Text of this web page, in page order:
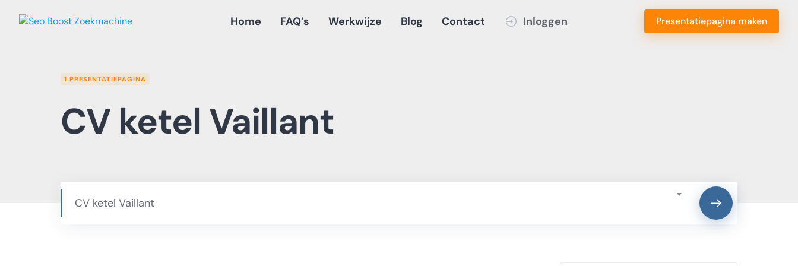
Home FAQ’s Werkwijze Blog Contact Inloggen Presentatiepagina maken
1 PRESENTATIEPAGINA
CV ketel Vaillant
CV ketel Vaillant